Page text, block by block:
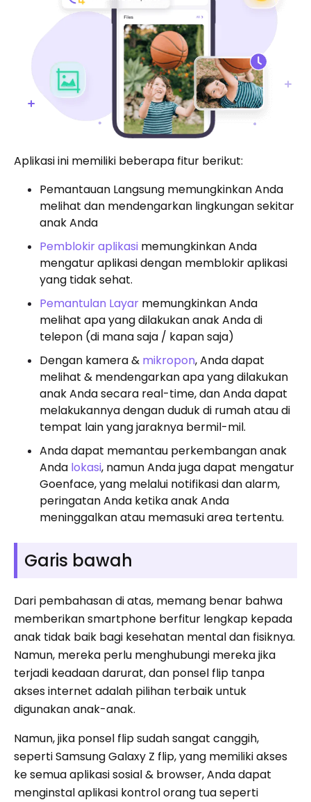
Aplikasi ini memiliki beberapa fitur berikut:
Pemantauan Langsung memungkinkan Anda
melihat dan mendengarkan lingkungan sekitar
anak Anda
Pemblokir aplikasi memungkinkan Anda
mengatur aplikasi dengan memblokir aplikasi
yang tidak sehat.
Pemantulan Layar memungkinkan Anda
melihat apa yang dilakukan anak Anda di
telepon (di mana saja / kapan saja)
Dengan kamera & mikropon, Anda dapat
melihat & mendengarkan apa yang dilakukan
anak Anda secara real-time, dan Anda dapat
melakukannya dengan duduk di rumah atau di
tempat lain yang jaraknya bermil-mil.
Anda dapat memantau perkembangan anak
Anda lokasi, namun Anda juga dapat mengatur
Goenface, yang melalui notifikasi dan alarm,
peringatan Anda ketika anak Anda
meninggalkan atau memasuki area tertentu.
Garis bawah
Dari pembahasan di atas, memang benar bahwa
memberikan smartphone berfitur lengkap kepada
anak tidak baik bagi kesehatan mental dan fisiknya.
Namun, mereka perlu menghubungi mereka jika
terjadi keadaan darurat, dan ponsel flip tanpa
akses internet adalah pilihan terbaik untuk
digunakan anak-anak.
Namun, jika ponsel flip sudah sangat canggih,
seperti Samsung Galaxy Z flip, yang memiliki akses
ke semua aplikasi sosial & browser, Anda dapat
menginstal aplikasi kontrol orang tua seperti